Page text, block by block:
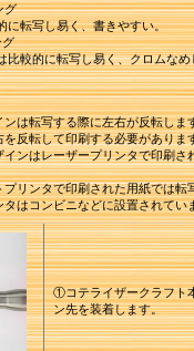
グ
転写し易く、書きやすい。
較的に転写し易く、クロムなめ
転写する際に左右が反転しま
して印刷する必要がありま
はレーザープリンタで印刷さ
タで印刷された用紙では転
ンビニなどに設置されてい
①コテライザークラフト
ン先を装着します。